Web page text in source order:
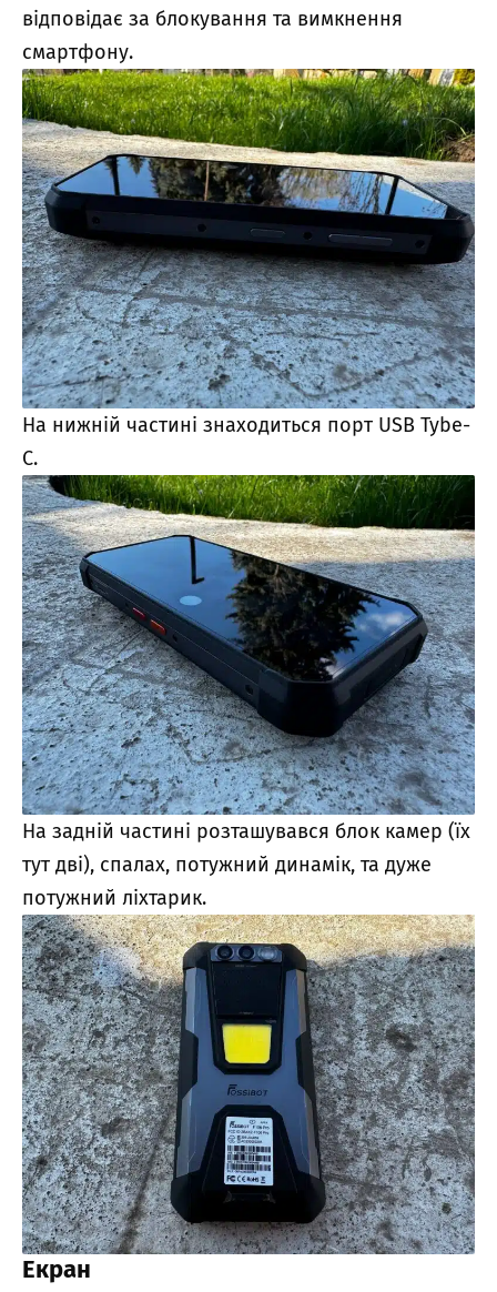
відповідає за блокування та вимкнення
смартфону.
На нижній частині знаходиться порт USB Tybe-
C.
На задній частині розташувався блок камер (їх
тут дві), спалах, потужний динамік, та дуже
потужний ліхтарик.
Екран